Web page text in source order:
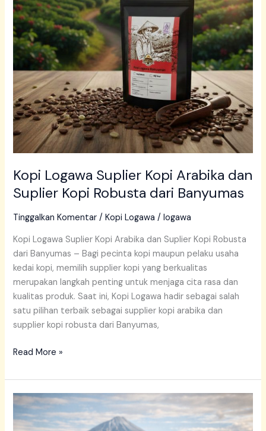
Kopi Logawa Suplier Kopi Arabika dan
Suplier Kopi Robusta dari Banyumas
Tinggalkan Komentar /Kopi Logawa /logawa
Kopi Logawa Suplier Kopi Arabika dan Suplier Kopi Robusta
dari Banyumas – Bagi pecinta kopi maupun pelaku usaha
kedai kopi, memilih supplier kopi yang berkualitas
merupakan langkah penting untuk menjaga cita rasa dan
kualitas produk. Saat ini, Kopi Logawa hadir sebagai salah
satu pilihan terbaik sebagai supplier kopi arabika dan
supplier kopi robusta dari Banyumas,
Suplier
Kopi
Robusta
dari
Banyumas
Read More »
Logawa
Kopi
Banyumas